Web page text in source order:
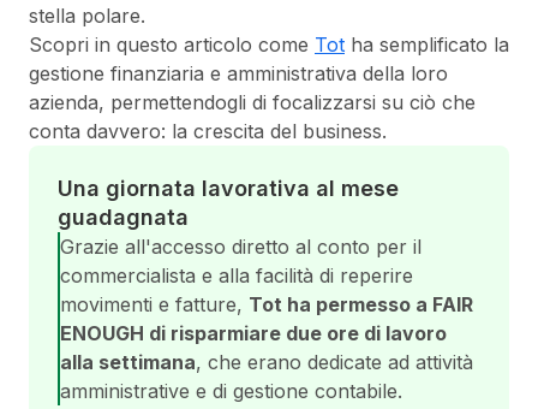
stella polare.
Scopri in questo articolo come Tot ha semplificato la
gestione finanziaria e amministrativa della loro
azienda, permettendogli di focalizzarsi su ciò che
conta davvero: la crescita del business.
Una giornata lavorativa al mese
guadagnata
Grazie all'accesso diretto al conto per il
commercialista e alla facilità di reperire
movimenti e fatture, Tot ha permesso a FAIR
ENOUGH di risparmiare due ore di lavoro
alla settimana, che erano dedicate ad attività
amministrative e di gestione contabile.